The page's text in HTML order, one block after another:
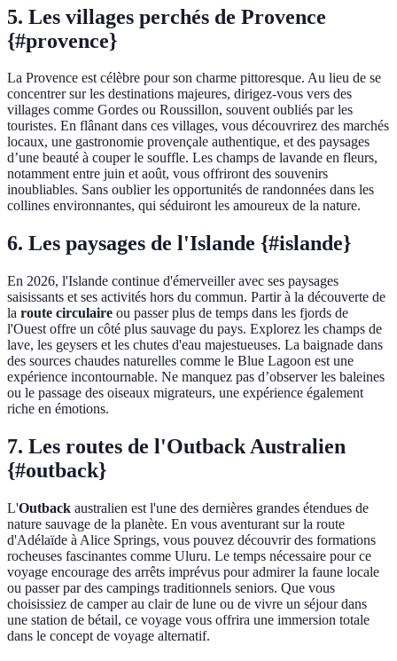
5. Les villages perchés de Provence
{#provence}
La Provence est célèbre pour son charme pittoresque. Au lieu de se
concentrer sur les destinations majeures, dirigez-vous vers des
villages comme Gordes ou Roussillon, souvent oubliés par les
touristes. En flânant dans ces villages, vous découvrirez des marchés
locaux, une gastronomie provençale authentique, et des paysages
d’une beauté à couper le souffle. Les champs de lavande en fleurs,
notamment entre juin et août, vous offriront des souvenirs
inoubliables. Sans oublier les opportunités de randonnées dans les
collines environnantes, qui séduiront les amoureux de la nature.
6. Les paysages de l'Islande {#islande}
En 2026, l'Islande continue d'émerveiller avec ses paysages
saisissants et ses activités hors du commun. Partir à la découverte de
la route circulaire ou passer plus de temps dans les fjords de
l'Ouest offre un côté plus sauvage du pays. Explorez les champs de
lave, les geysers et les chutes d'eau majestueuses. La baignade dans
des sources chaudes naturelles comme le Blue Lagoon est une
expérience incontournable. Ne manquez pas d’observer les baleines
ou le passage des oiseaux migrateurs, une expérience également
riche en émotions.
7. Les routes de l'Outback Australien
{#outback}
L'Outback australien est l'une des dernières grandes étendues de
nature sauvage de la planète. En vous aventurant sur la route
d'Adélaïde à Alice Springs, vous pouvez découvrir des formations
rocheuses fascinantes comme Uluru. Le temps nécessaire pour ce
voyage encourage des arrêts imprévus pour admirer la faune locale
ou passer par des campings traditionnels seniors. Que vous
choisissiez de camper au clair de lune ou de vivre un séjour dans
une station de bétail, ce voyage vous offrira une immersion totale
dans le concept de voyage alternatif.